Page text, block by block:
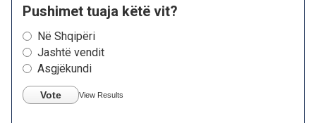
Pushimet tuaja këtë vit?
Në Shqipëri
Jashtë vendit
Asgjëkundi
Vote View Results